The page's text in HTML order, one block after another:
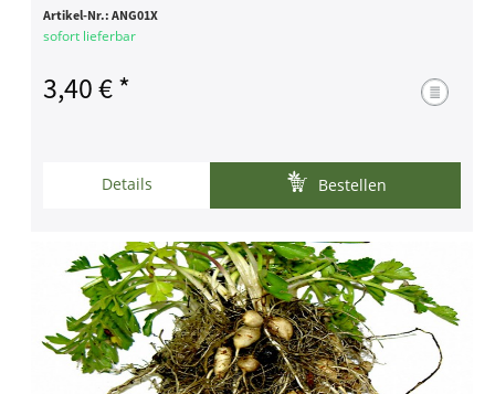
Artikel-Nr.:ANG01X
sofort lieferbar
3,40 € *
Details Bestellen